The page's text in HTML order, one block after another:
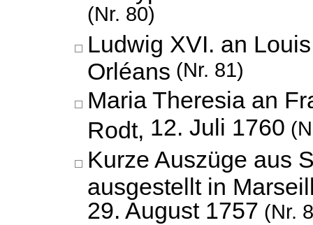
(Nr. 80)
Ludwig XVI. an
Orléans (Nr. 81)
Maria Theresia an
Rodt, 12. Juli 1760
Kurze Auszüge aus
ausgestellt in
29. August 1757 (Nr.